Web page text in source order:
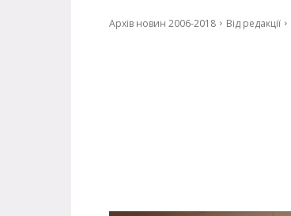
Архів новин 2006-2018 Від редакції